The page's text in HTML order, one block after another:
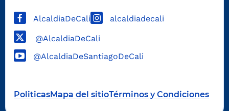
AlcaldiaDeCali alcaldiadecali
@AlcaldiaDeCali
@AlcaldiaDeSantiagoDeCali
PoliticasMapa del sitioTérminos y Condiciones